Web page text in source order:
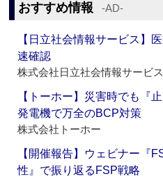
おすすめ情報 ‐AD‐
【日立社会情報サービス】
速確認
株式会社日立社会情報サービス
【トーホー】災害時でも『
発電機で万全のBCP対策
株式会社トーホー
【開催報告】ウェビナー『
性』で振り返るFSP戦略